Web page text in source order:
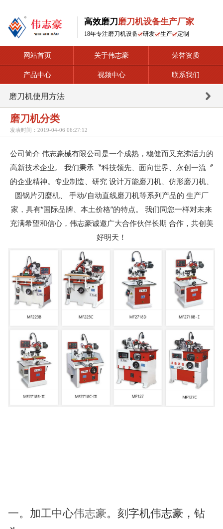
高效磨刀 磨刀机设备生产厂家
18年专注磨刀机设备 研发 生产 定制
网站首页 关于伟志豪 荣誉资质
产品中心 视频中心 联系我们
磨刀机使用方法
磨刀机分类
发表时间：2019-04-06 06:27:12
公司简介 伟志豪械有限公司是一个成熟，稳健而又充沸活力的
高新技术企业。 我们秉承〝科技领先、面向世界、永创一流〞
的企业精神。专业制造、研究 设计万能磨刀机、仿形磨刀机、
圆锅片刃麼机、 手动/自动直线磨刀机等系列产品的 生产厂
家，具有“国际品牌、本土价格”的特点。 我们同您一样对未来
充满希望和信心， 伟志豪诚邀广大合作伙伴长期 合作，共创美
好明天！
一。加工中心伟志豪。刻字机伟志豪，钻